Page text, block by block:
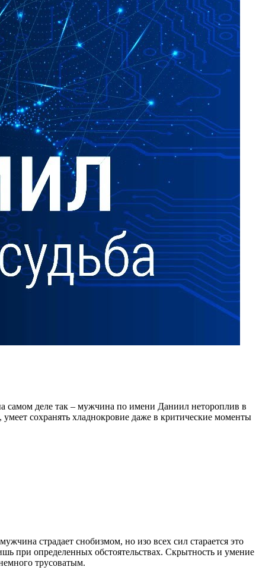
самом деле так – мужчина по имени Даниил нетороплив в
сохранять хладнокровие даже в критические моменты
страдает снобизмом, но изо всех сил старается это
при определенных обстоятельствах. Скрытность и умение
трусоватым.